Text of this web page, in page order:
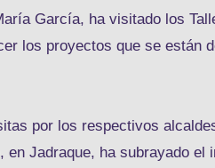
García, ha visitado los
los proyectos que se están
por los respectivos
Jadraque, ha subrayado el